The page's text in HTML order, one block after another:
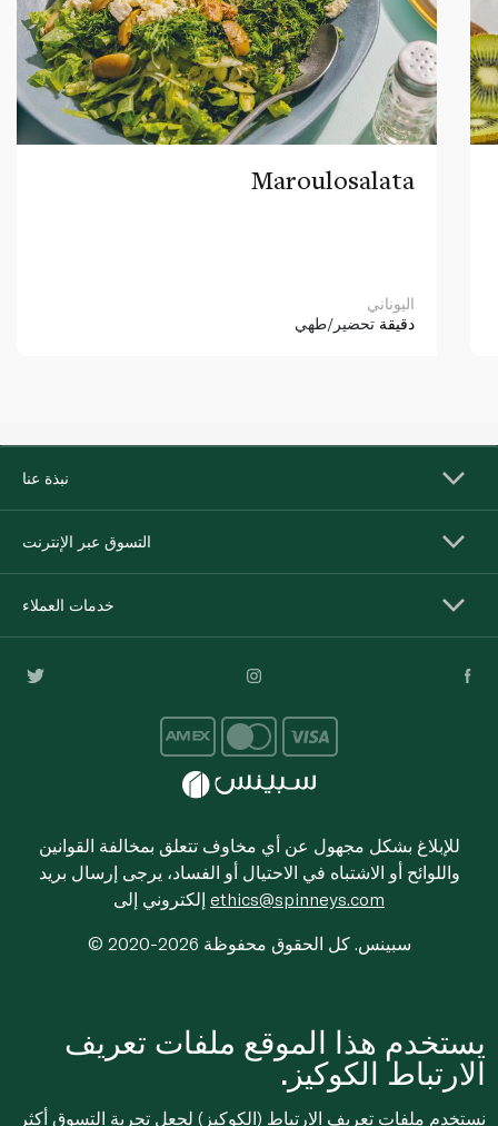
Maroulosalata
اليوناني
دقيقة تحضير/طهي
نبذة عنا
التسوق عبر الإنترنت
خدمات العملاء
للإبلاغ بشكل مجهول عن أي مخاوف تتعلق بمخالفة القوانين
واللوائح أو الاشتباه في الاحتيال أو الفساد، يرجى إرسال بريد
ethics@spinneys.com
© 2020-2026 سبينس. كل الحقوق محفوظة
يستخدم هذا الموقع ملفات تعريف
الارتباط الكوكيز.
نستخدم ملفات تعريف الارتباط (الكوكيز) لجعل تجربة التسوق أكثر